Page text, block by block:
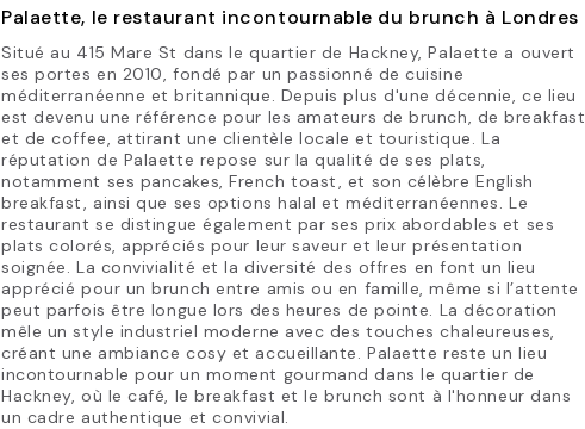
Palaette, le restaurant incontournable du brunch à Londres
Situé au 415 Mare St dans le quartier de Hackney, Palaette a ouvert
ses portes en 2010, fondé par un passionné de cuisine
méditerranéenne et britannique. Depuis plus d'une décennie, ce lieu
est devenu une référence pour les amateurs de brunch, de breakfast
et de coffee, attirant une clientèle locale et touristique. La
réputation de Palaette repose sur la qualité de ses plats,
notamment ses pancakes, French toast, et son célèbre English
breakfast, ainsi que ses options halal et méditerranéennes. Le
restaurant se distingue également par ses prix abordables et ses
plats colorés, appréciés pour leur saveur et leur présentation
soignée. La convivialité et la diversité des offres en font un lieu
apprécié pour un brunch entre amis ou en famille, même si l’attente
peut parfois être longue lors des heures de pointe. La décoration
mêle un style industriel moderne avec des touches chaleureuses,
créant une ambiance cosy et accueillante. Palaette reste un lieu
incontournable pour un moment gourmand dans le quartier de
Hackney, où le café, le breakfast et le brunch sont à l'honneur dans
un cadre authentique et convivial.